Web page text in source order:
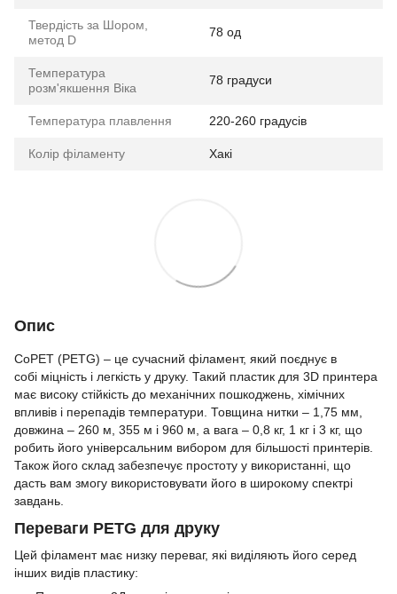
Твердість за Шором,
метод D
78 од
Температура
розм'якшення Віка
78 градуси
Температура плавлення 220-260 градусів
Колір філаменту Хакі
Опис
CoPET (PETG) – це сучасний філамент, який поєднує в
собі міцність і легкість у друку. Такий пластик для 3D принтера
має високу стійкість до механічних пошкоджень, хімічних
впливів і перепадів температури. Товщина нитки – 1,75 мм,
довжина – 260 м, 355 м і 960 м, а вага – 0,8 кг, 1 кг і 3 кг, що
робить його універсальним вибором для більшості принтерів.
Також його склад забезпечує простоту у використанні, що
дасть вам змогу використовувати його в широкому спектрі
завдань.
Переваги PETG для друку
Цей філамент має низку переваг, які виділяють його серед
інших видів пластику: